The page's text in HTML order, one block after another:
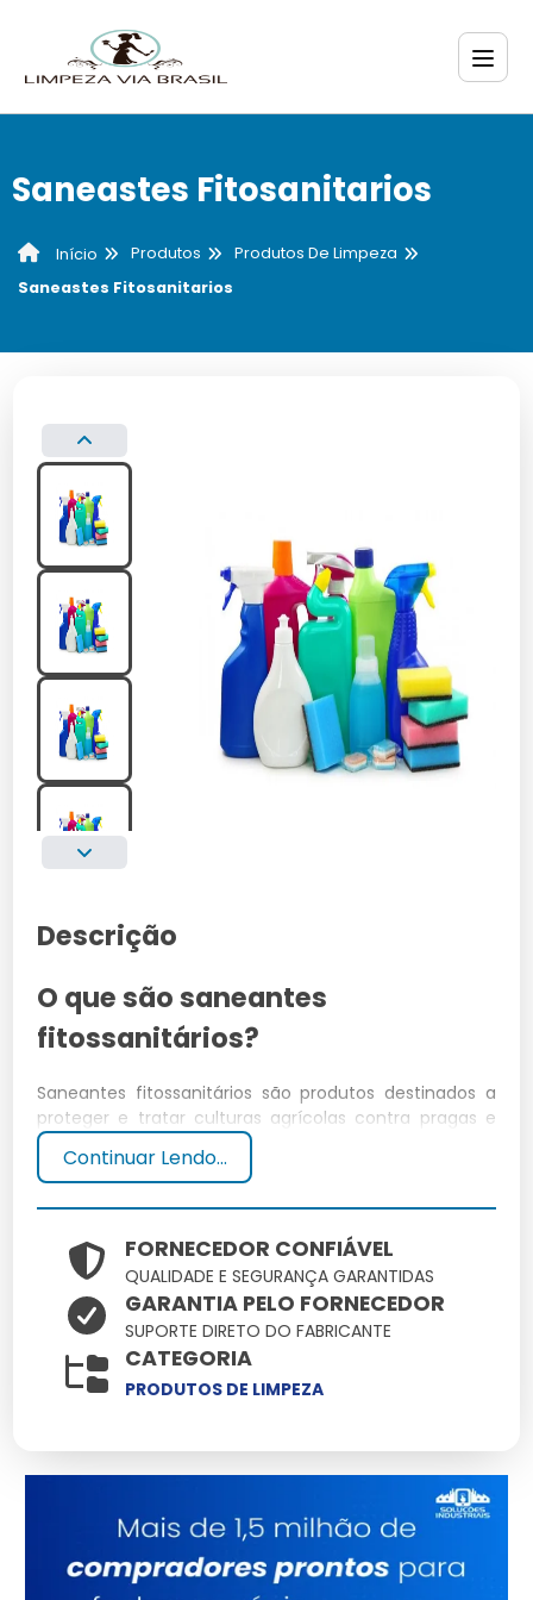
Saneastes Fitosanitarios
Início Produtos
Produtos De Limpeza
Saneastes Fitosanitarios
Descrição
O que são saneantes
fitossanitários?
Saneantes fitossanitários são produtos destinados a
proteger e tratar culturas agrícolas contra pragas e
doenças. Eles são essenciais para manter a saúde das
plantas e garantir uma colheita de qualidade.
Os saneantes fitossanitários englobam substâncias
químicas ou biológicas usadas na prevenção,
destruição ou controle de organismos nocivos às
plantas.
fitossanitários
Exemplos incluem fungicidas, inseticidas e herbicidas,
cada um com funções específicas para proteger as
culturas.
Continuar Lendo...
FORNECEDOR CONFIÁVEL
QUALIDADE E SEGURANÇA GARANTIDAS
GARANTIA PELO FORNECEDOR
SUPORTE DIRETO DO FABRICANTE
CATEGORIA
PRODUTOS DE LIMPEZA